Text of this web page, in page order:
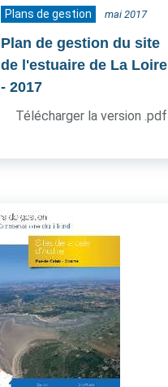
Plans de gestion mai 2017
Plan de gestion du site
de l'estuaire de La Loire
- 2017
Télécharger la version .pdf